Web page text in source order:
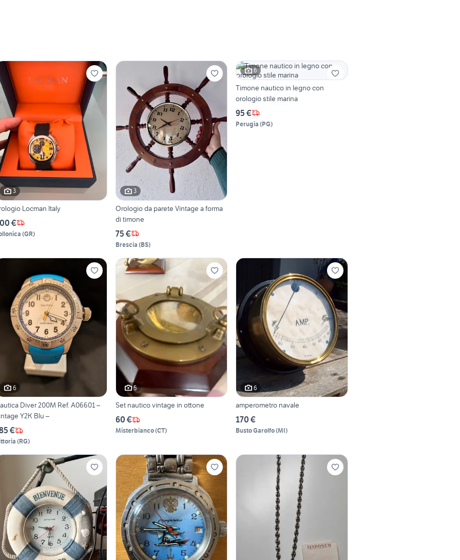
3
Locman Italy
€
(GR)
3
Orologio da parete Vintage a forma
di timone
75 €
Brescia (BS)
6
Timone nautico in legno con
orologio stile marina
95 €
Perugia (PG)
6
Diver 200M Ref. A06601 –
Y2K Blu –
€
(RG)
5
Set nautico vintage in ottone
60 €
Misterbianco(CT)
6
amperometro navale
170 €
Busto Garolfo(MI)